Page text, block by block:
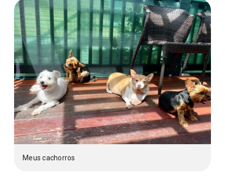
Meus cachorros